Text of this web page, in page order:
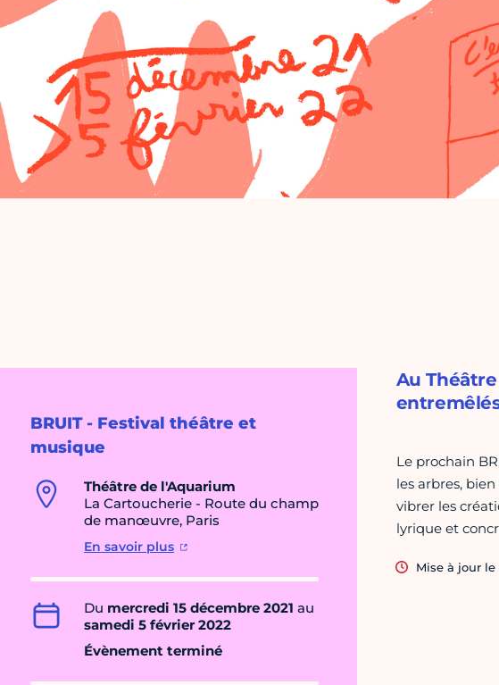
BRUIT - Festival théâtre et
musique
Théâtre de l'Aquarium
La Cartoucherie - Route du champ
de manœuvre, Paris
En savoir plus
Du mercredi 15 décembre 2021 au
samedi 5 février 2022
Évènement terminé
Au
Le prochain
les arbres,
vibrer les
lyrique et
Mise à jour le